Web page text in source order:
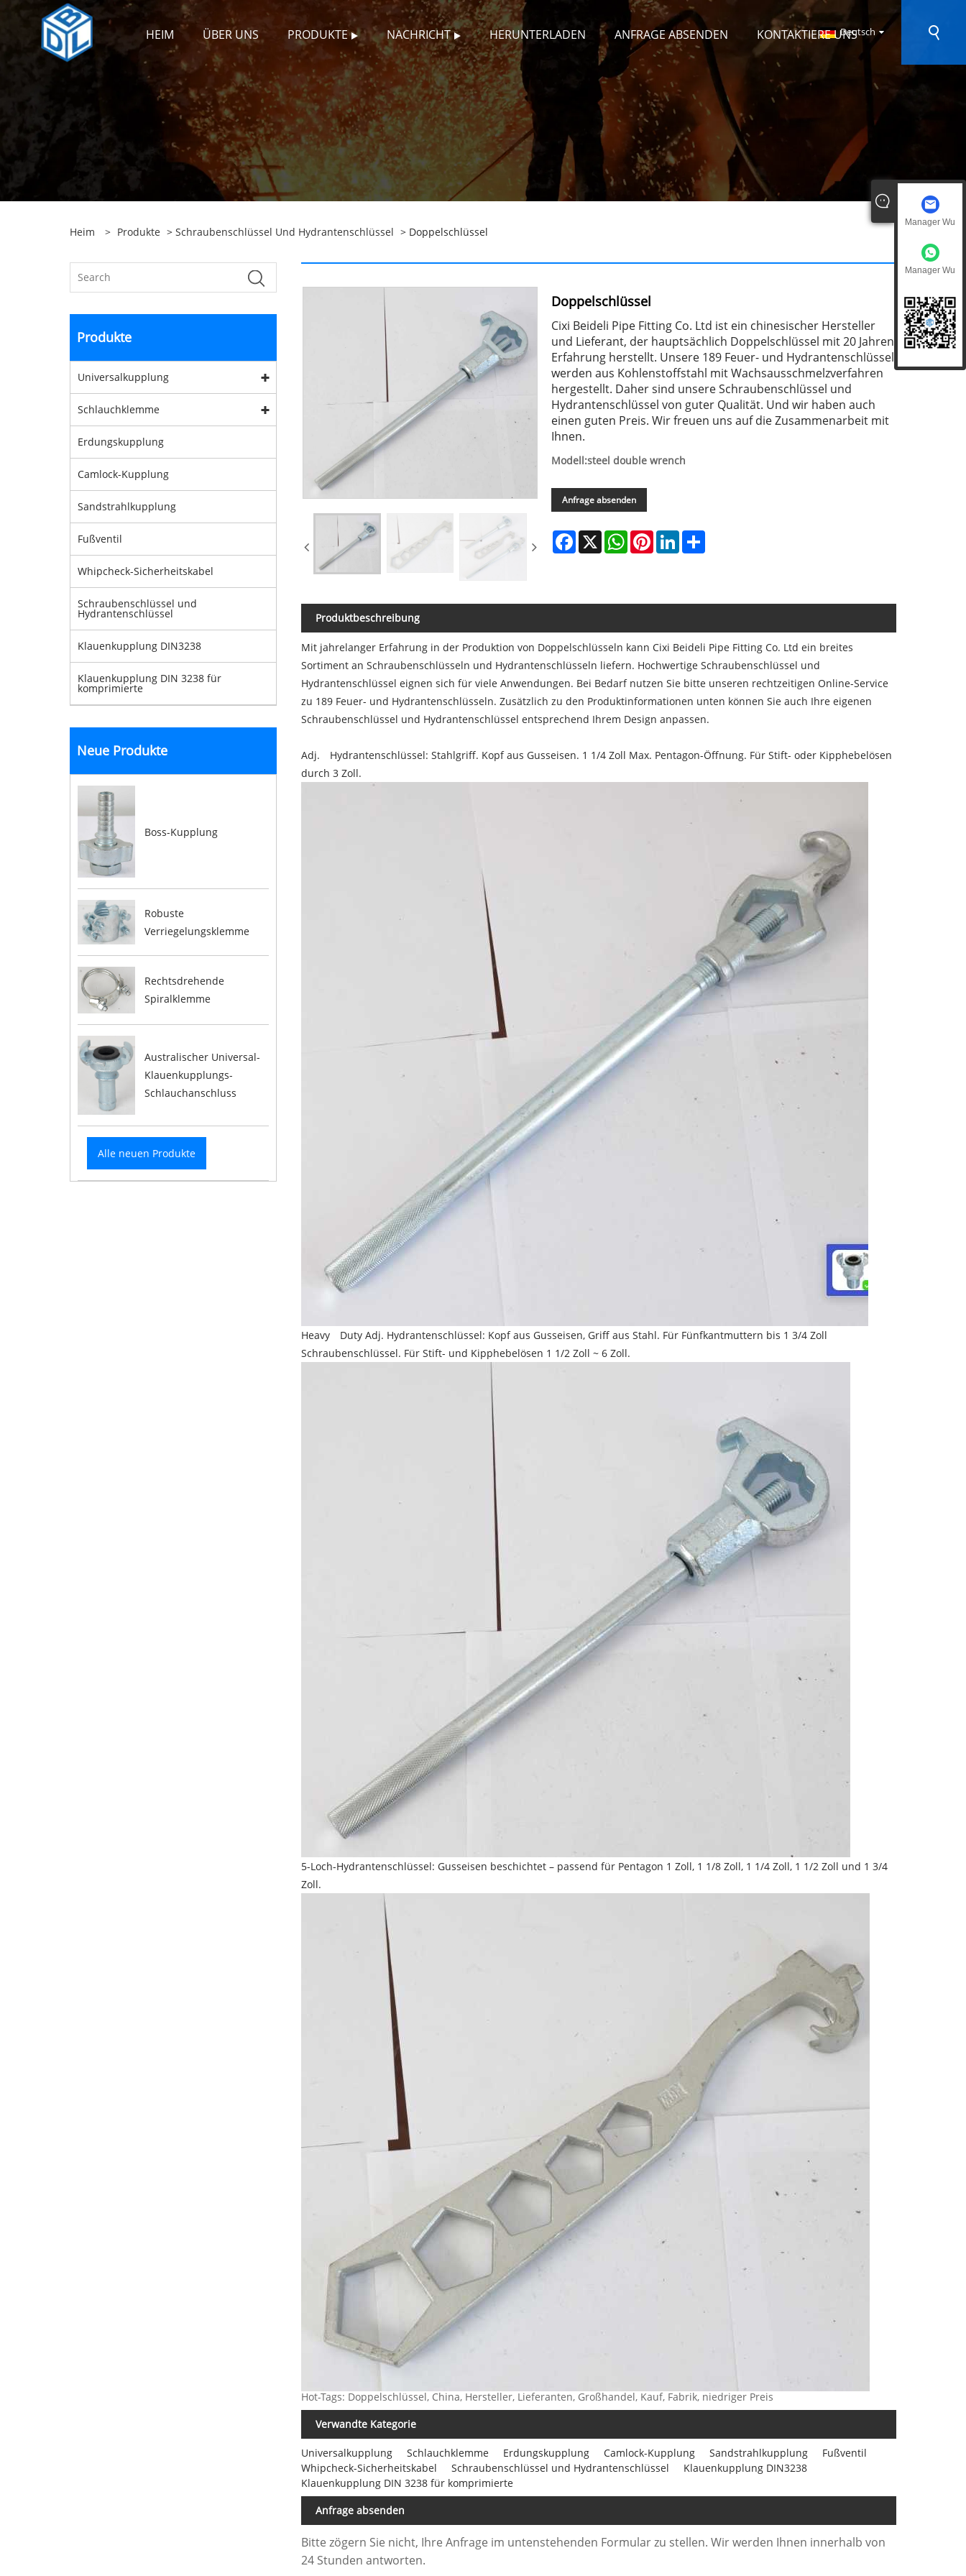
HEIM ÜBER UNS PRODUKTE NACHRICHT HERUNTERLADEN ANFRAGE ABSENDEN KONTAKTIERE UNSDeutsch
Heim > Produkte > Schraubenschlüssel Und Hydrantenschlüssel > Doppelschlüssel
Produkte
Universalkupplung
Schlauchklemme
Erdungskupplung
Camlock-Kupplung
Sandstrahlkupplung
Fußventil
Whipcheck-Sicherheitskabel
Schraubenschlüssel und
Hydrantenschlüssel
Klauenkupplung DIN3238
Klauenkupplung DIN 3238 für
komprimierte
Neue Produkte
Boss-Kupplung
Robuste
Verriegelungsklemme
Rechtsdrehende
Spiralklemme
Australischer Universal-
Klauenkupplungs-
Schlauchanschluss
Alle neuen Produkte
Doppelschlüssel
Cixi Beideli Pipe Fitting Co. Ltd ist ein chinesischer Hersteller
und Lieferant, der hauptsächlich Doppelschlüssel mit 20 Jahren
Erfahrung herstellt. Unsere 189 Feuer- und Hydrantenschlüssel
werden aus Kohlenstoffstahl mit Wachsausschmelzverfahren
hergestellt. Daher sind unsere Schraubenschlüssel und
Hydrantenschlüssel von guter Qualität. Und wir haben auch
einen guten Preis. Wir freuen uns auf die Zusammenarbeit mit
Ihnen.
Modell:steel double wrench
Anfrage absenden
Facebook
X WhatsAppPinterestLinkedInShare
Produktbeschreibung
Mit jahrelanger Erfahrung in der Produktion von Doppelschlüsseln kann Cixi Beideli Pipe Fitting Co. Ltd ein breites
Sortiment an Schraubenschlüsseln und Hydrantenschlüsseln liefern. Hochwertige Schraubenschlüssel und
Hydrantenschlüssel eignen sich für viele Anwendungen. Bei Bedarf nutzen Sie bitte unseren rechtzeitigen Online-Service
zu 189 Feuer- und Hydrantenschlüsseln. Zusätzlich zu den Produktinformationen unten können Sie auch Ihre eigenen
Schraubenschlüssel und Hydrantenschlüssel entsprechend Ihrem Design anpassen.
Adj. Hydrantenschlüssel: Stahlgriff. Kopf aus Gusseisen. 1 1/4 Zoll Max. Pentagon-Öffnung. Für Stift- oder Kipphebelösen
durch 3 Zoll.
Heavy Duty Adj. Hydrantenschlüssel: Kopf aus Gusseisen, Griff aus Stahl. Für Fünfkantmuttern bis 1 3/4 Zoll
Schraubenschlüssel. Für Stift- und Kipphebelösen 1 1/2 Zoll ~ 6 Zoll.
5-Loch-Hydrantenschlüssel: Gusseisen beschichtet – passend für Pentagon 1 Zoll, 1 1/8 Zoll, 1 1/4 Zoll, 1 1/2 Zoll und 1 3/4
Zoll.
Hot-Tags: Doppelschlüssel, China, Hersteller, Lieferanten, Großhandel, Kauf, Fabrik, niedriger Preis
Verwandte Kategorie
Universalkupplung Schlauchklemme Erdungskupplung Camlock-Kupplung Sandstrahlkupplung
Fußventil
Whipcheck-Sicherheitskabel
Schraubenschlüssel und Hydrantenschlüssel
Klauenkupplung DIN3238
Klauenkupplung DIN 3238 für komprimierte
Anfrage absenden
Bitte zögern Sie nicht, Ihre Anfrage im untenstehenden Formular zu stellen. Wir werden Ihnen innerhalb von
24 Stunden antworten.
Manager Wu
Manager Wu